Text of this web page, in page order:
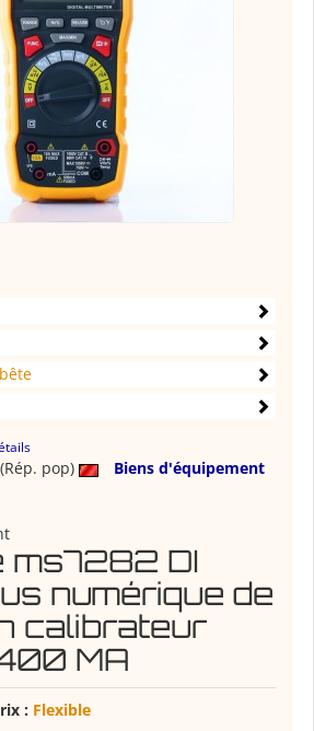
pop)
Biens d'équipement
ms7282 DI
numérique de
calibrateur
MA
: Flexible